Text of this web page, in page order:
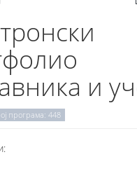
и
програма: 448